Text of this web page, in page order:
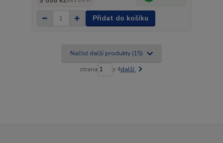
Přidat do košíku
Načíst další produkty (15)
strana z 4další